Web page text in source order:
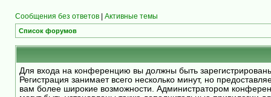
Сообщения без ответов | Активные темы
Список форумов
Для входа на конференцию вы должны быть
Регистрация занимает всего несколько минут, но
вам более широкие возможности. Администратором